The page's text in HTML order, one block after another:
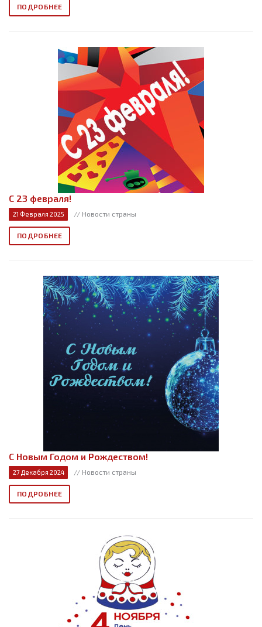
ПОДРОБНЕЕ
С 23 февраля!
21 Февраля 2025 // Новости страны
ПОДРОБНЕЕ
C Новым Годом и Рождеством!
27 Декабря 2024 // Новости страны
ПОДРОБНЕЕ